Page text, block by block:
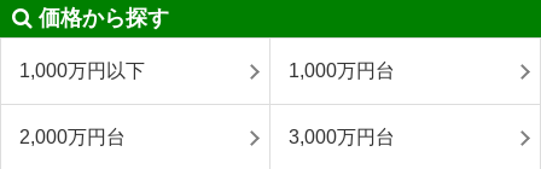
価格から探す
1,000万円以下 1,000万円台
2,000万円台 3,000万円台